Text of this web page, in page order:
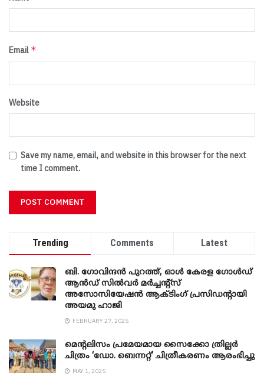
Email *
Website
Save my name, email, and website in this browser for the next
time I comment.
Trending Comments Latest
ബി. ​ഗോവിന്ദൻ പുറത്ത്, ഓൾ കേരള ഗോൾഡ്
ആൻഡ് സിൽവർ മർച്ചന്റ്സ്
അസോസിയേഷൻ ആക്ടിംഗ് പ്രസിഡന്റായി
അയമു ഹാജി
FEBRUARY 27, 2025
മെന്‍റലിസം പ്രമേയമായ സൈക്കോ ത്രില്ലർ
ചിത്രം ‘ഡോ. ബെന്നറ്റ്’ ചിത്രീകരണം ആരംഭിച്ചു
MAY 1, 2025